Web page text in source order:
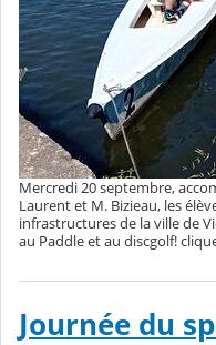
Mercredi 20 septembre,
Laurent et M. Bizieau, les
infrastructures de la ville de
au Paddle et au discgolf!
Journée du